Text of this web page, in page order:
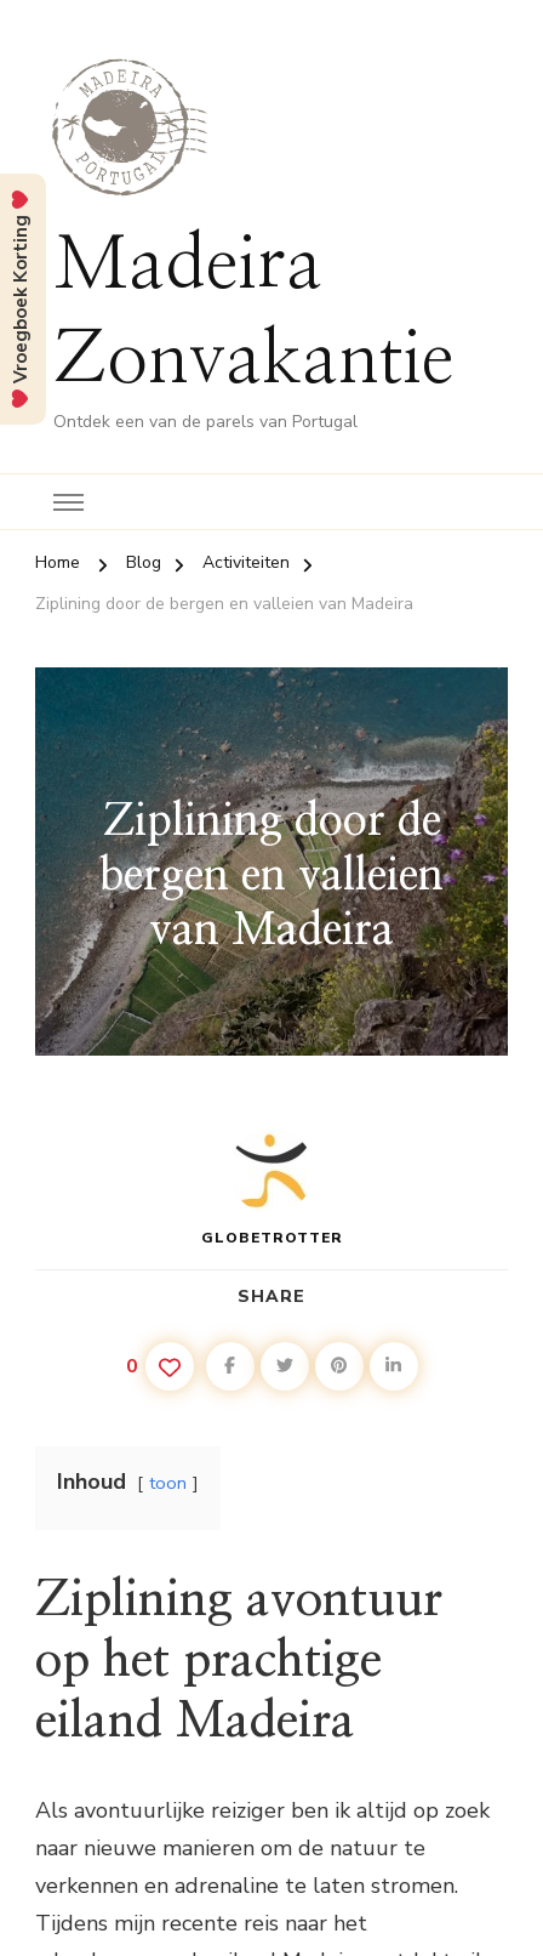
Madeira
Zonvakantie
Ontdek een van de parels van Portugal
Home Blog
Activiteiten
Ziplining door de bergen en valleien van Madeira
Ziplining door de
bergen en valleien
van Madeira
GLOBETROTTER
SHARE
0
Inhoud toon
Ziplining avontuur
op het prachtige
eiland Madeira
Als avontuurlijke reiziger ben ik altijd op zoek
naar nieuwe manieren om de natuur te
verkennen en adrenaline te laten stromen.
Tijdens mijn recente reis naar het
Vroegboek Korting